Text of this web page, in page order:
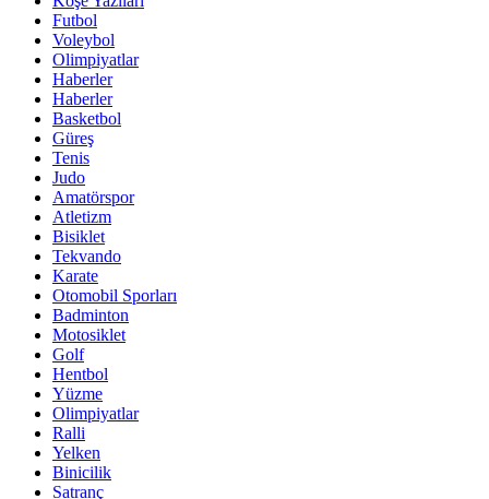
Futbol
Voleybol
Olimpiyatlar
Haberler
Haberler
Basketbol
Güreş
Tenis
Judo
Amatörspor
Atletizm
Bisiklet
Tekvando
Karate
Otomobil Sporları
Badminton
Motosiklet
Golf
Hentbol
Yüzme
Olimpiyatlar
Ralli
Yelken
Binicilik
Satranç